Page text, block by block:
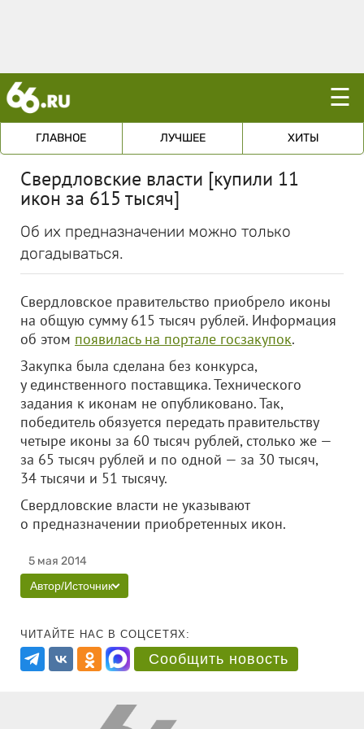
☰
ГЛАВНОЕ ЛУЧШЕЕ ХИТЫ
Свердловские власти [купили 11
икон за 615 тысяч]
Об их предназначении можно только
догадываться.
Свердловское правительство приобрело иконы
на общую сумму 615 тысяч рублей. Информация
об этом появилась на портале госзакупок.
Закупка была сделана без конкурса,
у единственного поставщика. Технического
задания к иконам не опубликовано. Так,
победитель обязуется передать правительству
четыре иконы за 60 тысяч рублей, столько же —
за 65 тысяч рублей и по одной — за 30 тысяч,
34 тысячи и 51 тысячу.
Свердловские власти не указывают
о предназначении приобретенных икон.
5 мая 2014
Автор/Источник
ЧИТАЙТЕ НАС В СОЦСЕТЯХ:
Сообщить новость